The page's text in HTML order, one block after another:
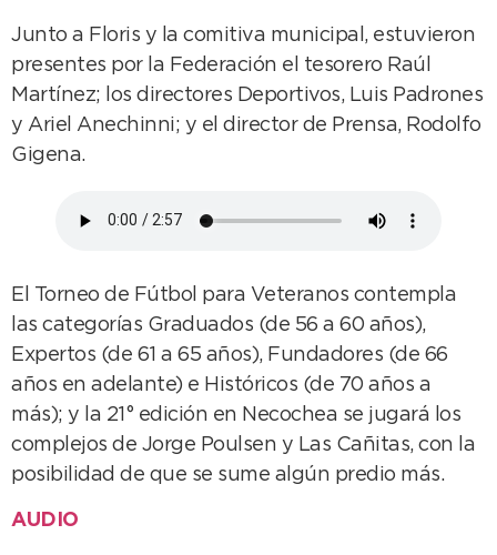
Junto a Floris y la comitiva municipal, estuvieron
presentes por la Federación el tesorero Raúl
Martínez; los directores Deportivos, Luis Padrones
y Ariel Anechinni; y el director de Prensa, Rodolfo
Gigena.
El Torneo de Fútbol para Veteranos contempla
las categorías Graduados (de 56 a 60 años),
Expertos (de 61 a 65 años), Fundadores (de 66
años en adelante) e Históricos (de 70 años a
más); y la 21° edición en Necochea se jugará los
complejos de Jorge Poulsen y Las Cañitas, con la
posibilidad de que se sume algún predio más.
AUDIO